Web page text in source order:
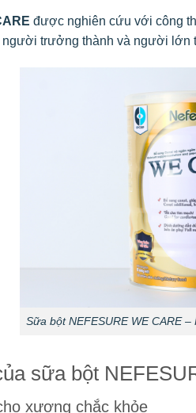
được nghiên cứu với công
trưởng thành và người
Sữa bột NEFESURE WE CARE
sữa bột
xương chắc khỏe